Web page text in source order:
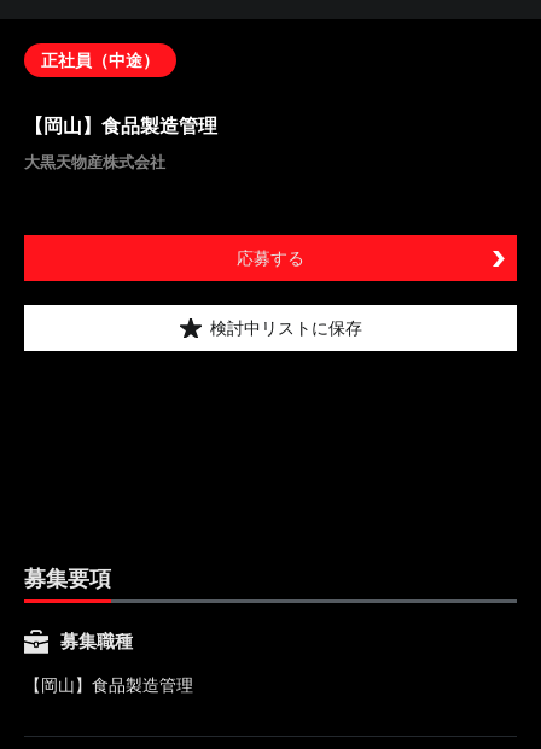
正社員（中途）
【岡山】食品製造管理
大黒天物産株式会社
応募する
検討中リストに保存
募集要項
募集職種
【岡山】食品製造管理